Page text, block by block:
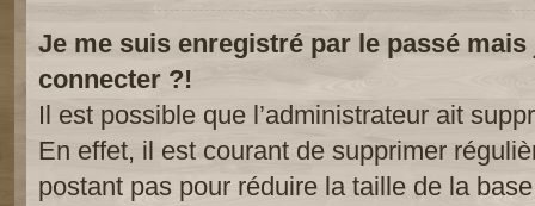
Je me suis enregistré par le passé
connecter ?!
Il est possible que l’administrateur ait
En effet, il est courant de supprimer
postant pas pour réduire la taille de la